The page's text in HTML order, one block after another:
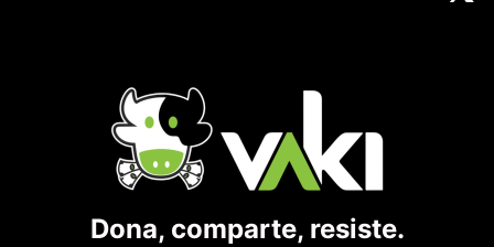
Dona, comparte, resiste.